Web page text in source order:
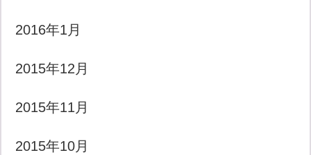
2016年1月
2015年12月
2015年11月
2015年10月